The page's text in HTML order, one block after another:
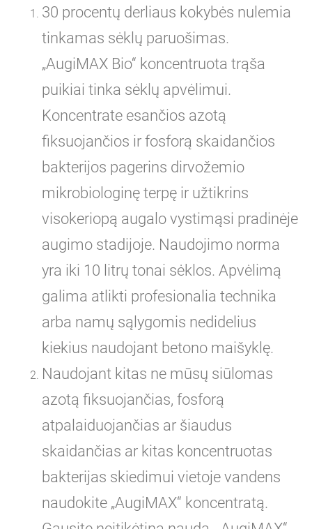
30 procentų derliaus kokybės nulemia
tinkamas sėklų paruošimas.
„AugiMAX Bio“ koncentruota trąša
puikiai tinka sėklų apvėlimui.
Koncentrate esančios azotą
fiksuojančios ir fosforą skaidančios
bakterijos pagerins dirvožemio
mikrobiologinę terpę ir užtikrins
visokeriopą augalo vystimąsi pradinėje
augimo stadijoje. Naudojimo norma
yra iki 10 litrų tonai sėklos. Apvėlimą
galima atlikti profesionalia technika
arba namų sąlygomis nedidelius
kiekius naudojant betono maišyklę.
Naudojant kitas ne mūsų siūlomas
azotą fiksuojančias, fosforą
atpalaiduojančias ar šiaudus
skaidančias ar kitas koncentruotas
bakterijas skiedimui vietoje vandens
naudokite „AugiMAX“ koncentratą.